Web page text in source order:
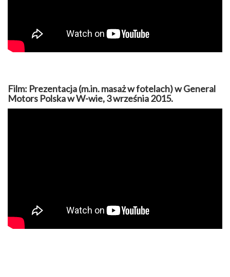
Film: Prezentacja (m.in. masaż w fotelach) w General
Motors Polska w W-wie, 3 września 2015.